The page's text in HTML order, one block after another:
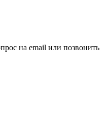
на email или позвонить